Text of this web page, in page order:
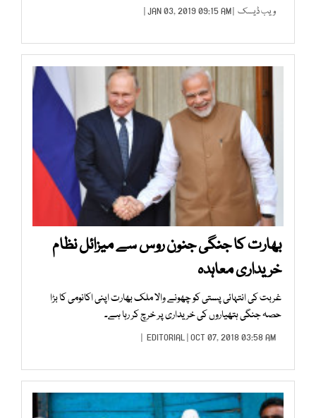
ویب ڈیسک | JAN 03, 2019 09:15 AM |
بھارت کا جنگی جنون روس سے میزائل نظام
خریداری معاہدہ
غربت کی انتہائی پستی کو چھونے والا ملک بھارت اپنی اکانومی کا بڑا
حصہ جنگی ہتھیاروں کی خریداری پر خرچ کر رہا ہے۔
EDITORIAL | OCT 07, 2018 03:58 AM |